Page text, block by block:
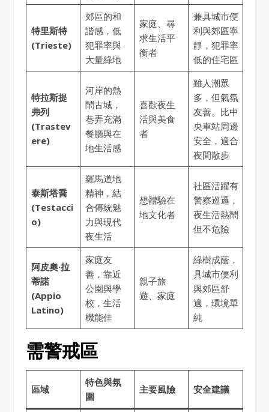
特里斯特
(Trieste)
郊區的和
諧感，低
犯罪率與
大量綠地
家庭、尋
求生活平
衡者
兼具城市便
利與郊區寧
靜，犯罪率
低的住宅區
特拉斯提
弗列
(Trastev
ere)
河岸的熱
鬧古城，
巷弄充滿
餐廳與在
地生活感
喜歡夜生
活與美食
者
雖人潮眾
多，但氣氛
友善。比中
央車站周邊
安全，適合
夜間散步
泰斯塔喬
(Testacci
o)
羅馬道地
精神，結
合傳統魅
力與現代
夜生活
想體驗在
地文化者
社區活躍有
警察巡邏，
夜生活熱鬧
但不危險
阿皮奧·拉
蒂諾
(Appio
Latino)
家庭友
善，靠近
公園與學
校，生活
機能佳
親子旅
遊、家庭
綠樹成蔭，
具城市便利
與郊區舒
適，環境單
純
需警戒區
區域
特色與氛
圍
主要風險 安全建議